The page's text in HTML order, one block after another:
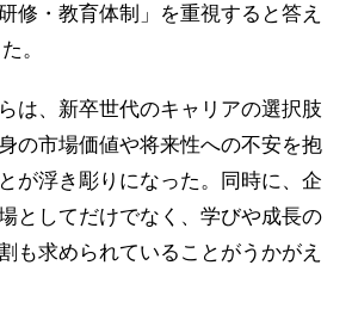
修・教育体制」を重視すると答え
。
は、新卒世代のキャリアの選択肢
の市場価値や将来性への不安を抱
が浮き彫りになった。同時に、企
としてだけでなく、学びや成長の
も求められていることがうかがえ